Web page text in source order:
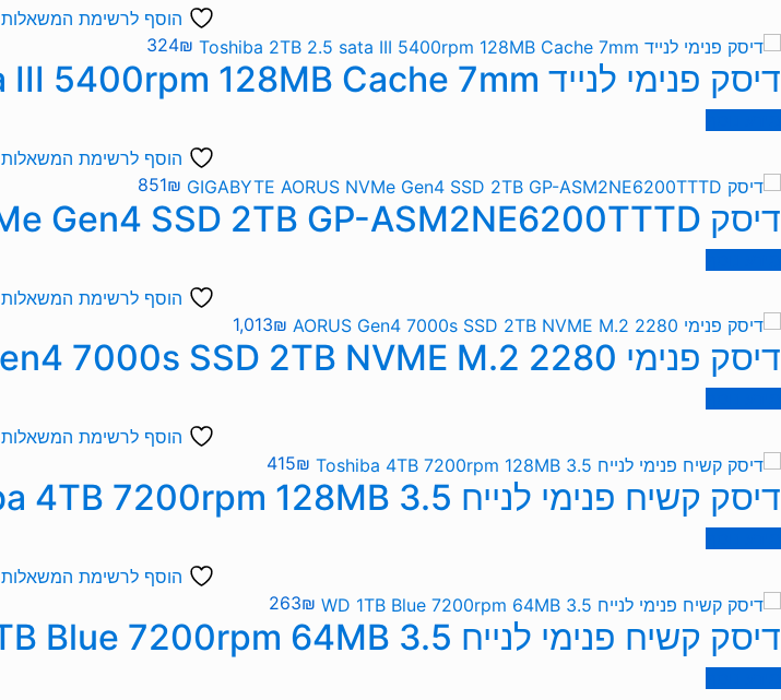
הוסף לרשימת המשאלות
324₪
דיסק פנימי לנייד Toshiba 2TB 2.5 sata III 5400rpm 128MB Cache 7mm
הוסף לרשימת המשאלות
851₪
דיסק GIGABYTE AORUS NVMe Gen4 SSD 2TB GP-ASM2NE6200TTTD
הוסף לרשימת המשאלות
1,013₪
דיסק פנימי AORUS Gen4 7000s SSD 2TB NVME M.2 2280
הוסף לרשימת המשאלות
415₪
דיסק קשיח פנימי לנייח Toshiba 4TB 7200rpm 128MB 3.5
הוסף לרשימת המשאלות
263₪
דיסק קשיח פנימי לנייח WD 1TB Blue 7200rpm 64MB 3.5